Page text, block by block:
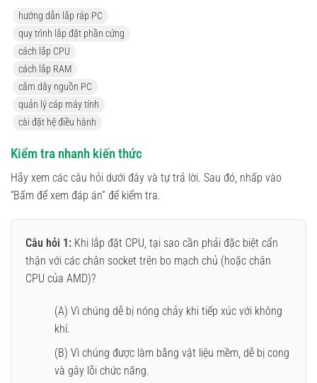
hướng dẫn lắp ráp PC
quy trình lắp đặt phần cứng
cách lắp CPU
cách lắp RAM
cắm dây nguồn PC
quản lý cáp máy tính
cài đặt hệ điều hành
Kiểm tra nhanh kiến thức
Hãy xem các câu hỏi dưới đây và tự trả lời. Sau đó, nhấp vào
“Bấm để xem đáp án” để kiểm tra.
Câu hỏi 1: Khi lắp đặt CPU, tại sao cần phải đặc biệt cẩn
thận với các chân socket trên bo mạch chủ (hoặc chân
CPU của AMD)?
(A) Vì chúng dễ bị nóng chảy khi tiếp xúc với không
khí.
(B) Vì chúng được làm bằng vật liệu mềm, dễ bị cong
và gây lỗi chức năng.